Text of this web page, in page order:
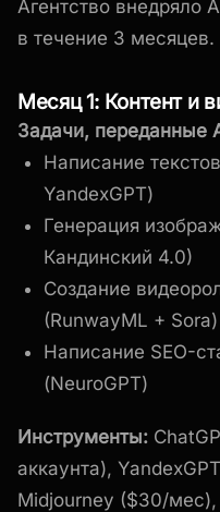
Агентство внедряло
в течение 3 месяцев.
Месяц 1: Контент и
Задачи, переданные
Написание
YandexGPT)
Генерация
Кандинский 4.0)
Создание
(RunwayML + Sora)
Написание SEO-
(NeuroGPT)
Инструменты:
аккаунта),
Midjourney ($30/мес),